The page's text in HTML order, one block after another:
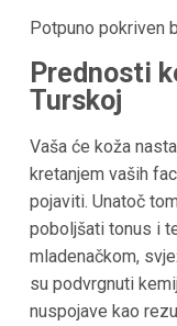
Potpuno pokriven
Prednosti
Turskoj
Vaša će koža
kretanjem vaših
pojaviti. Unatoč
poboljšati tonus i
mladenačkom,
su podvrgnuti
nuspojave kao